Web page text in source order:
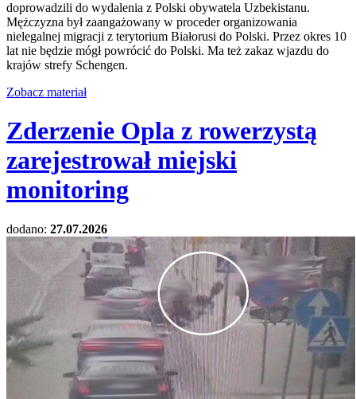
doprowadzili do wydalenia z Polski obywatela Uzbekistanu.
Mężczyzna był zaangażowany w proceder organizowania
nielegalnej migracji z terytorium Białorusi do Polski. Przez okres 10
lat nie będzie mógł powrócić do Polski. Ma też zakaz wjazdu do
krajów strefy Schengen.
Zobacz materiał
Zderzenie Opla z rowerzystą
zarejestrował miejski
monitoring
dodano: 27.07.2026